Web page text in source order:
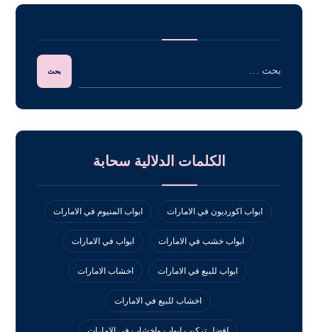
الكلمات الدلالية سحابة
ابواب اكورديون في الامارات ابواب المنيوم في الامارات
ابواب خشب في الامارات ابواب في الامارات
ابواب للبيع في الامارات اخشاب الامارات
اخشاب للبيع في الامارات